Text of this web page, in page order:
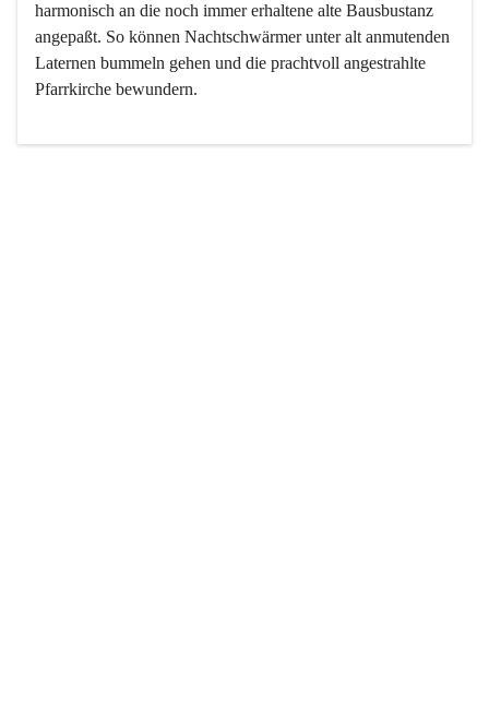
harmonisch an die noch immer erhaltene alte Bausbustanz
angepaßt. So können Nachtschwärmer unter alt anmutenden
Laternen bummeln gehen und die prachtvoll angestrahlte
Pfarrkirche bewundern.
Der Weinbau dominert heute nicht mehr, ist aber integrativer